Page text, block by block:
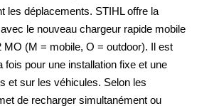
les déplacements. STIHL offre la
le nouveau chargeur rapide mobile
MO (M = mobile, O = outdoor). Il est
fois pour une installation fixe et une
et sur les véhicules. Selon les
de recharger simultanément ou